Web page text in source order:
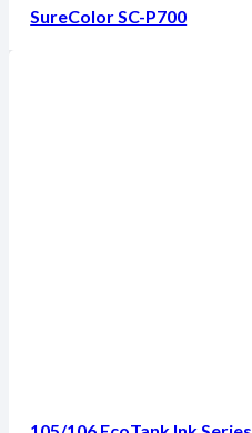
SureColor SC-P700